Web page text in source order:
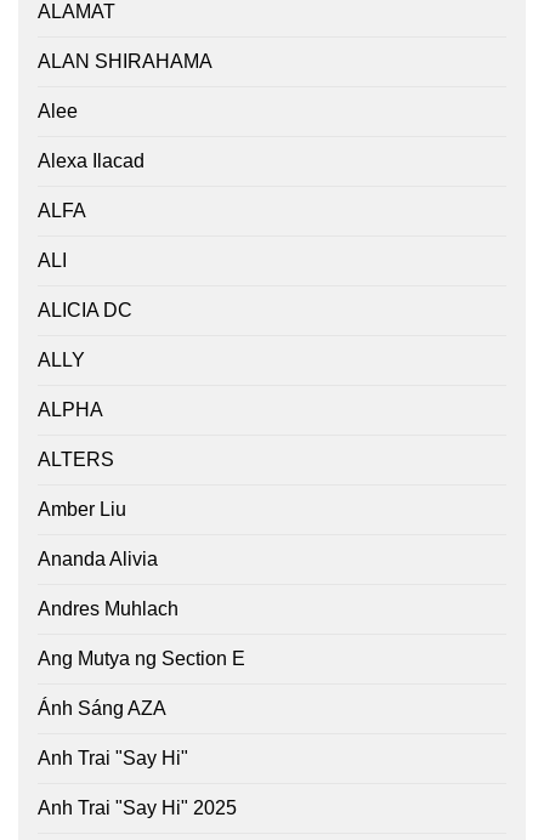
ALAMAT
ALAN SHIRAHAMA
Alee
Alexa Ilacad
ALFA
ALI
ALICIA DC
ALLY
ALPHA
ALTERS
Amber Liu
Ananda Alivia
Andres Muhlach
Ang Mutya ng Section E
Ánh Sáng AZA
Anh Trai "Say Hi"
Anh Trai "Say Hi" 2025